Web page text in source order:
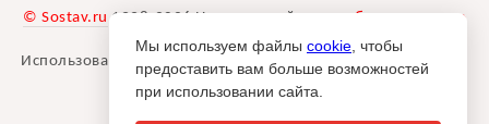
© Sostav.ru 1998-2026 Независимый проектбрендингового
агентства Depot
Использование материалов Sostav.ru допустимо только при
указании источника.
Мы используем файлы cookie , чтобы
предоставить вам больше возможностей
при использовании сайта.